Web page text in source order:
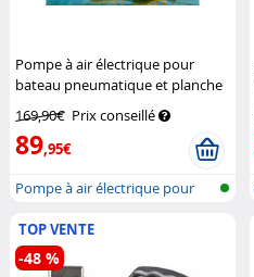
Pompe à air électrique pour
bateau pneumatique et planche
169,90€ Prix conseillé
89,95€
Pompe à air électrique pour
TOP VENTE
-48 %